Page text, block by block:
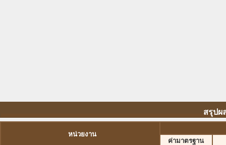
สรุปผ
หน่วยงาน
ค่ามาตรฐาน